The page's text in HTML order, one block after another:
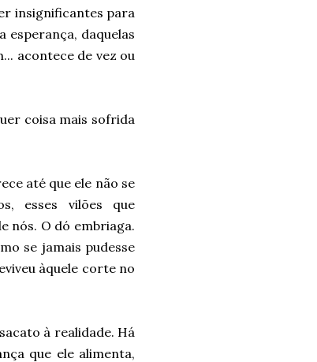
insignificantes para
esperança, daquelas
acontece de vez ou
coisa mais sofrida
até que ele não se
esses vilões que
nós. O dó embriaga.
se jamais pudesse
àquele corte no
à realidade. Há
que ele alimenta,